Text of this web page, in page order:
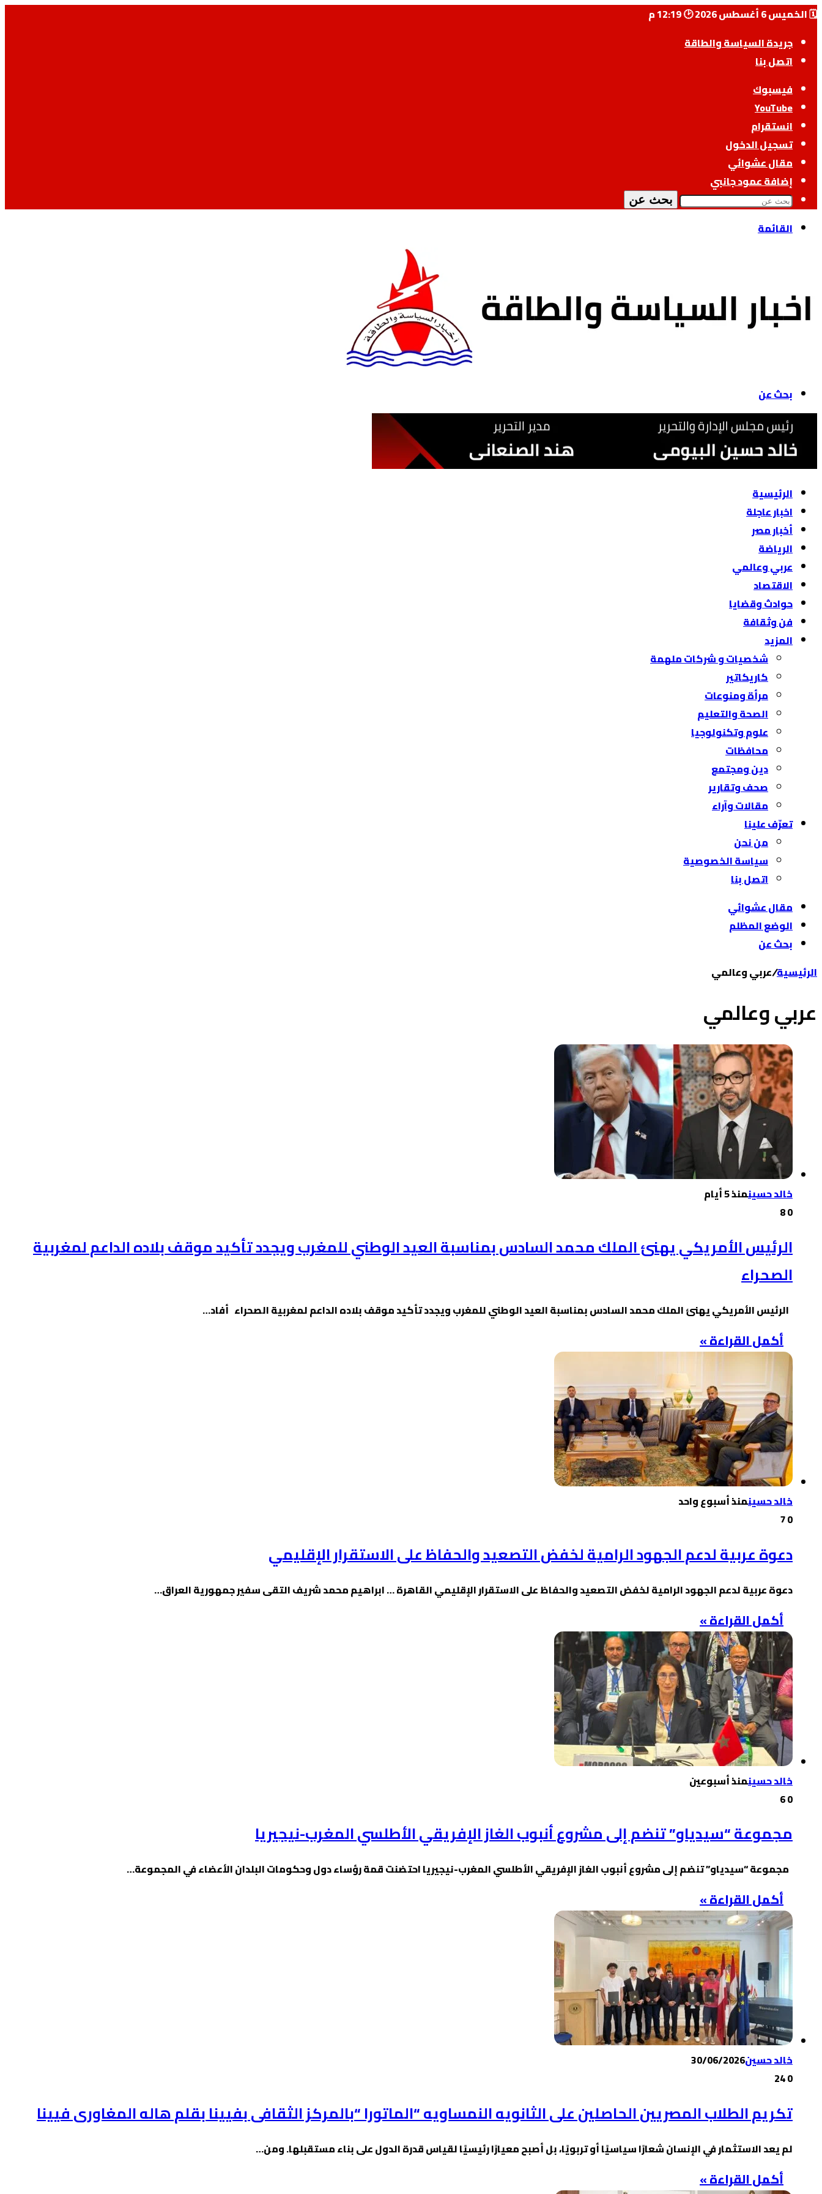
🗓️ الخميس 6 أغسطس 2026 🕑 12:19 م
جريدة السياسة والطاقة
اتصل بنا
فيسبوك
‫YouTube
انستقرام
تسجيل الدخول
مقال عشوائي
إضافة عمود جانبي
بحث عن
القائمة
بحث عن
الرئيسية
اخبار عاجلة
أخبار مصر
الرياضة
عربي وعالمي
الاقتصاد
حوادث وقضايا
فن وثقافة
المزيد
شخصيات و شركات ملهمة
كاريكاتير
مرأة ومنوعات
الصحة والتعليم
علوم وتكنولوجيا
محافظات
دين ومجتمع
صحف وتقارير
مقالات وآراء
تعرّف علينا
من نحن
سياسة الخصوصية
اتصل بنا
مقال عشوائي
الوضع المظلم
بحث عن
الرئيسية/عربي وعالمي
عربي وعالمي
خالد حسينمنذ 5 أيام
0
الرئيس الأمريكي يهنئ الملك محمد السادس بمناسبة العيد الوطني للمغرب ويجدد تأكيد موقف بلاده الداعم لمغربية
الصحراء
الرئيس الأمريكي يهنئ الملك محمد السادس بمناسبة العيد الوطني للمغرب ويجدد تأكيد موقف بلاده الداعم لمغربية الصحراء أفاد…
أكمل القراءة »
خالد حسينمنذ أسبوع واحد
0
دعوة عربية لدعم الجهود الرامية لخفض التصعيد والحفاظ على الاستقرار الإقليمي
دعوة عربية لدعم الجهود الرامية لخفض التصعيد والحفاظ على الاستقرار الإقليمي القاهرة … ابراهيم محمد شريف التقى سفير جمهورية العراق…
أكمل القراءة »
خالد حسينمنذ أسبوعين
0
مجموعة “سيدياو” تنضم إلى مشروع أنبوب الغاز الإفريقي الأطلسي المغرب-نيجيريا
مجموعة “سيدياو” تنضم إلى مشروع أنبوب الغاز الإفريقي الأطلسي المغرب-نيجيريا احتضنت قمة رؤساء دول وحكومات البلدان الأعضاء في المجموعة…
أكمل القراءة »
خالد حسين30/06/2026
0
تكريم الطلاب المصريين الحاصلين على الثانويه النمساويه “الماتورا “بالمركز الثقافى بفيينا بقلم هاله المغاورى فيينا
لم يعد الاستثمار في الإنسان شعارًا سياسيًا أو تربويًا، بل أصبح معيارًا رئيسيًا لقياس قدرة الدول على بناء مستقبلها. ومن…
أكمل القراءة »